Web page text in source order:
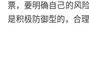
票，要明确自己的风
是积极防御型的，合